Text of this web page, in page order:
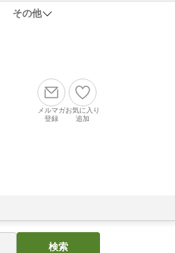
その他
メルマガ
登録
お気に入り
追加
検索